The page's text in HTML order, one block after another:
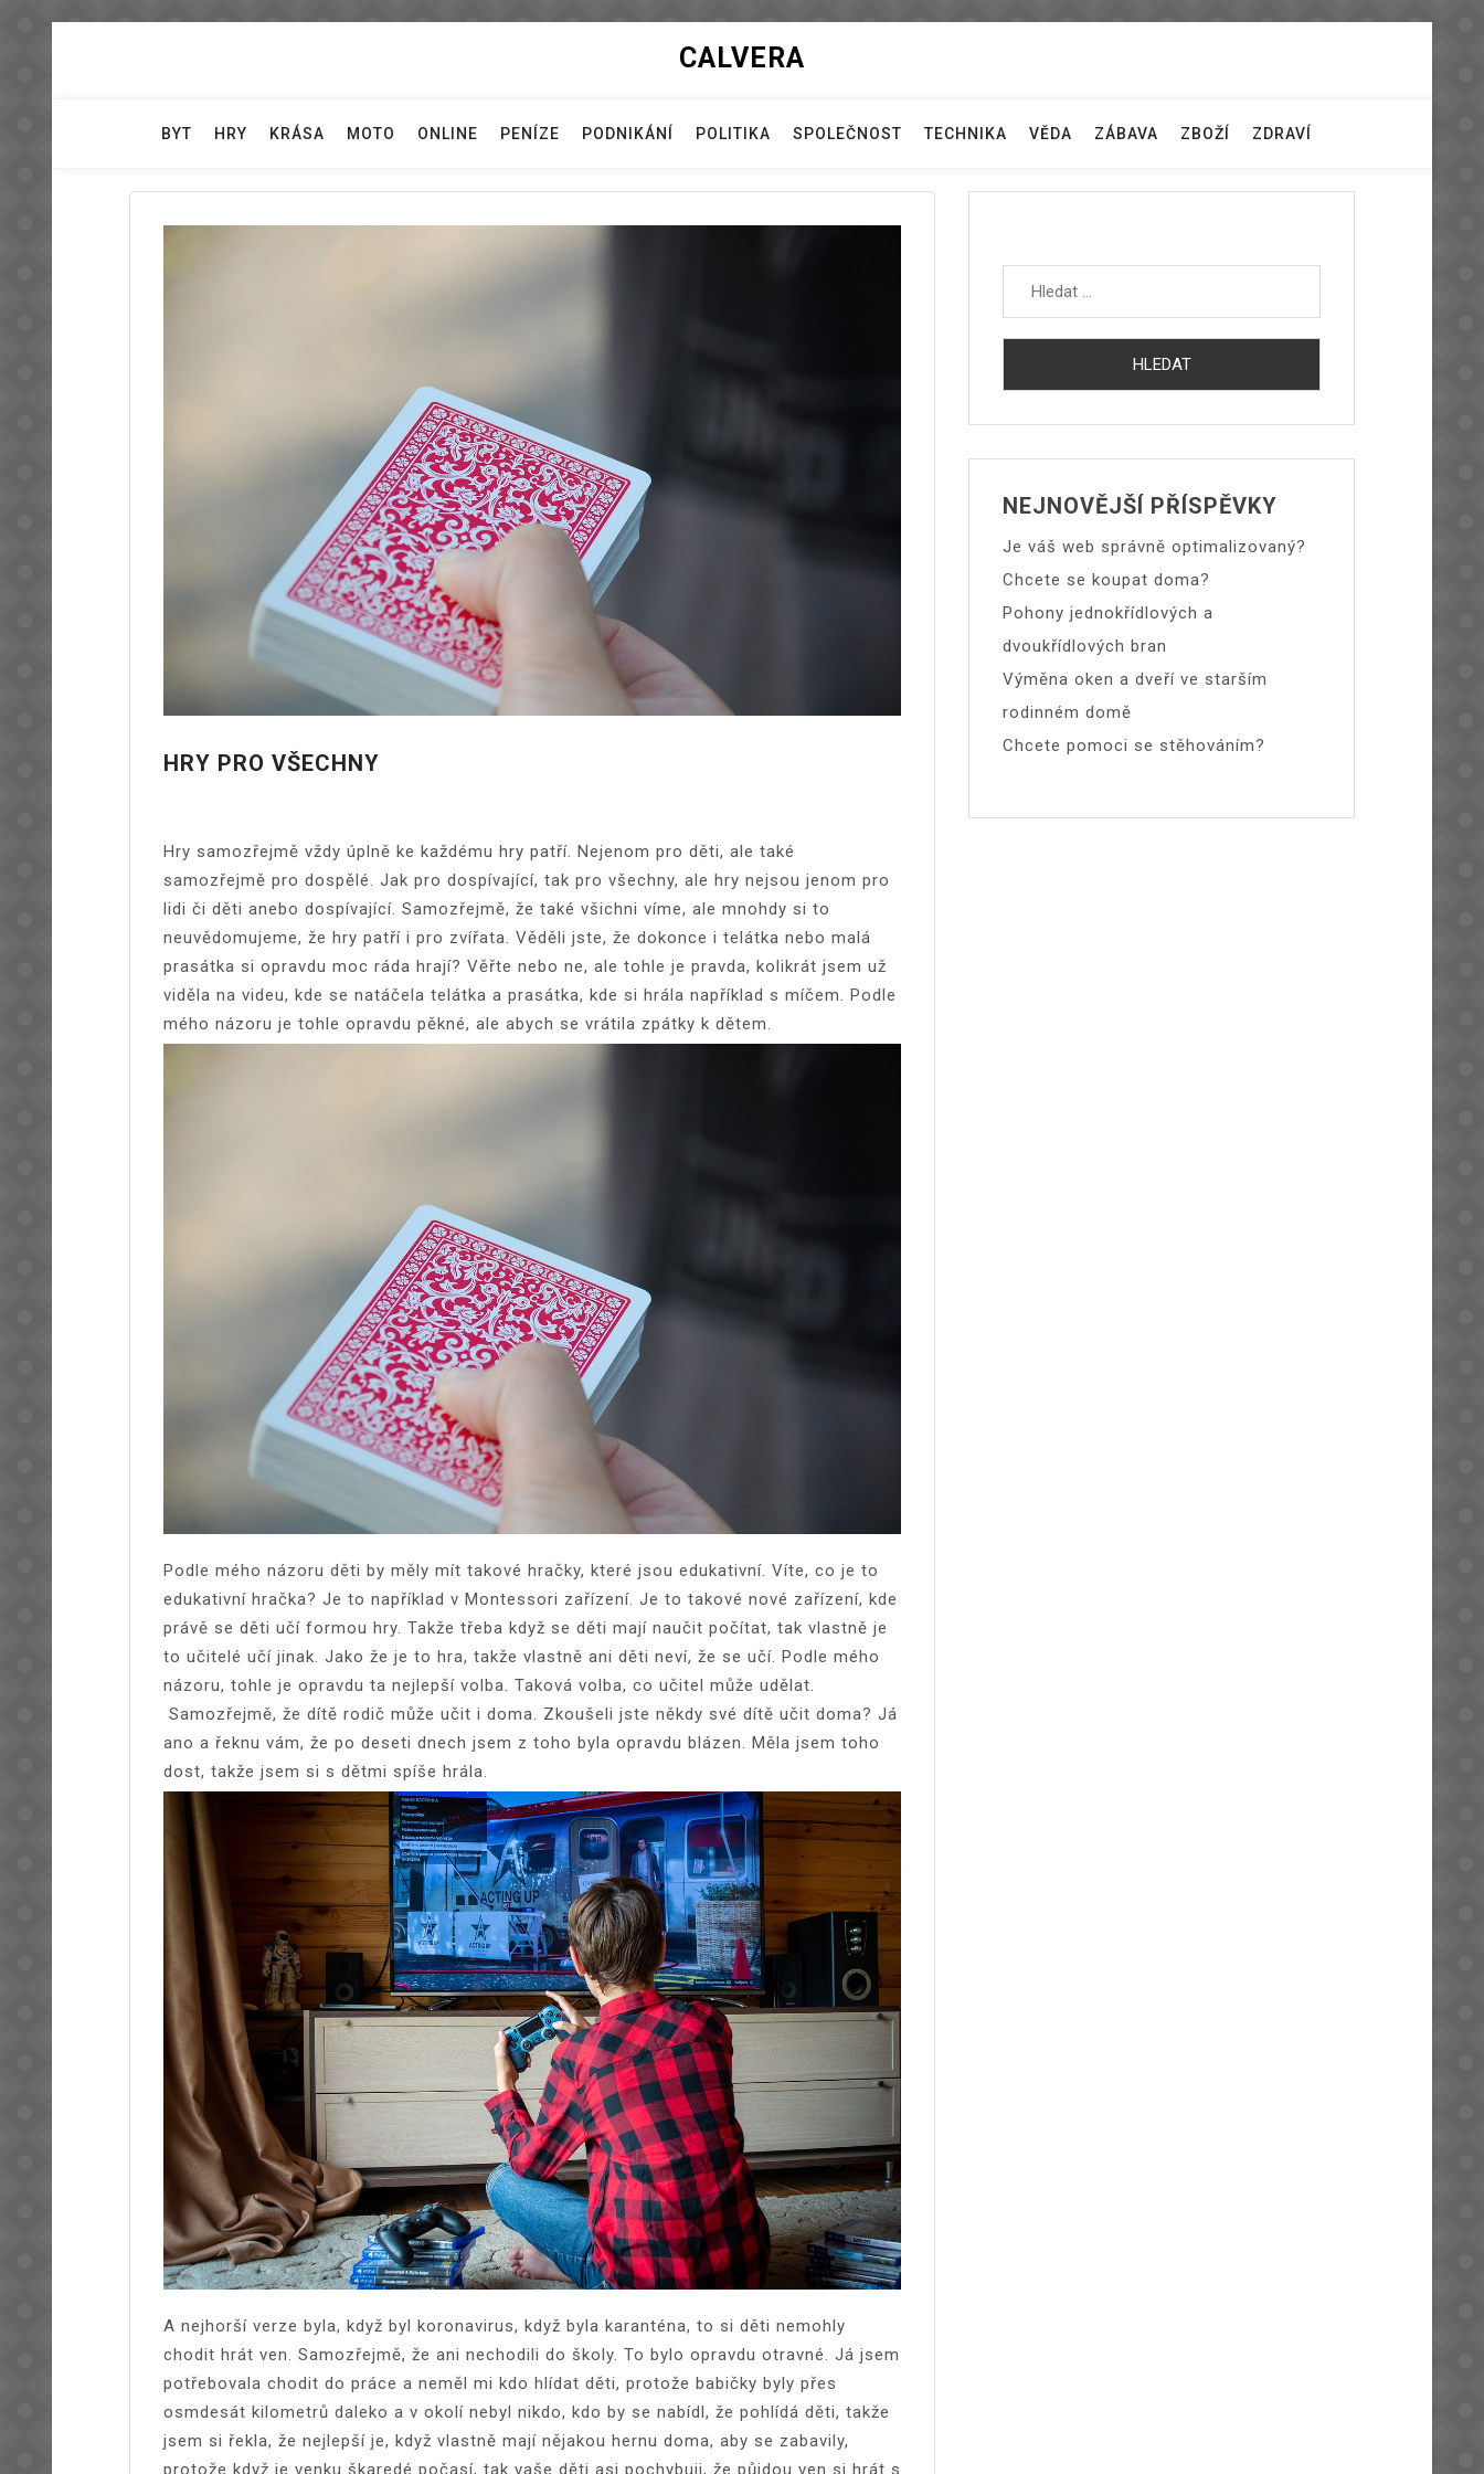
CALVERA
BYT HRY KRÁSA MOTO ONLINE PENÍZE PODNIKÁNÍ POLITIKA SPOLEČNOST TECHNIKA VĚDA ZÁBAVA ZBOŽÍ ZDRAVÍ
HRY PRO VŠECHNY
Hry samozřejmě vždy úplně ke každému hry patří. Nejenom pro děti, ale také
samozřejmě pro dospělé. Jak pro dospívající, tak pro všechny, ale hry nejsou jenom pro
lidi či děti anebo dospívající. Samozřejmě, že také všichni víme, ale mnohdy si to
neuvědomujeme, že hry patří i pro zvířata. Věděli jste, že dokonce i telátka nebo malá
prasátka si opravdu moc ráda hrají? Věřte nebo ne, ale tohle je pravda, kolikrát jsem už
viděla na videu, kde se natáčela telátka a prasátka, kde si hrála například s míčem. Podle
mého názoru je tohle opravdu pěkné, ale abych se vrátila zpátky k dětem.
Podle mého názoru děti by měly mít takové hračky, které jsou edukativní. Víte, co je to
edukativní hračka? Je to například v Montessori zařízení. Je to takové nové zařízení, kde
právě se děti učí formou hry. Takže třeba když se děti mají naučit počítat, tak vlastně je
to učitelé učí jinak. Jako že je to hra, takže vlastně ani děti neví, že se učí. Podle mého
názoru, tohle je opravdu ta nejlepší volba. Taková volba, co učitel může udělat.
Samozřejmě, že dítě rodič může učit i doma. Zkoušeli jste někdy své dítě učit doma? Já
ano a řeknu vám, že po deseti dnech jsem z toho byla opravdu blázen. Měla jsem toho
dost, takže jsem si s dětmi spíše hrála.
A nejhorší verze byla, když byl koronavirus, když byla karanténa, to si děti nemohly
chodit hrát ven. Samozřejmě, že ani nechodili do školy. To bylo opravdu otravné. Já jsem
potřebovala chodit do práce a neměl mi kdo hlídat děti, protože babičky byly přes
osmdesát kilometrů daleko a v okolí nebyl nikdo, kdo by se nabídl, že pohlídá děti, takže
jsem si řekla, že nejlepší je, když vlastně mají nějakou hernu doma, aby se zabavily,
protože když je venku škaredé počasí, tak vaše děti asi pochybuji, že půjdou ven si hrát s
NEJNOVĚJŠÍ PŘÍSPĚVKY
Je váš web správně optimalizovaný?
Chcete se koupat doma?
Pohony jednokřídlových a
dvoukřídlových bran
Výměna oken a dveří ve starším
rodinném domě
Chcete pomoci se stěhováním?